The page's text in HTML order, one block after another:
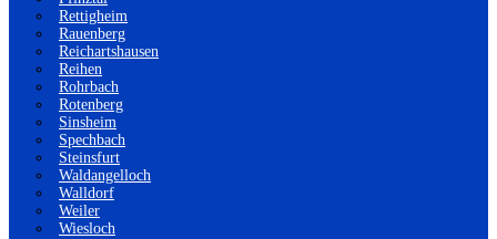
Rettigheim
Rauenberg
Reichartshausen
Reihen
Rohrbach
Rotenberg
Sinsheim
Spechbach
Steinsfurt
Waldangelloch
Walldorf
Weiler
Wiesloch